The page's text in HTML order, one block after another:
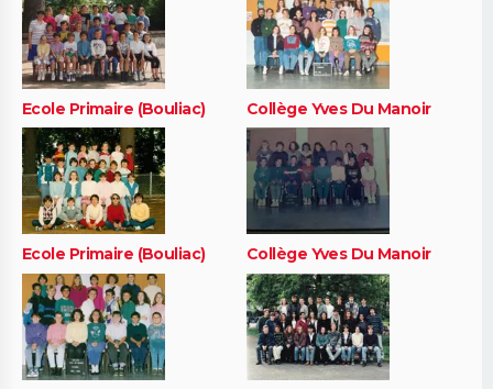
Ecole Primaire (Bouliac) Collège Yves Du Manoir
Ecole Primaire (Bouliac) Collège Yves Du Manoir